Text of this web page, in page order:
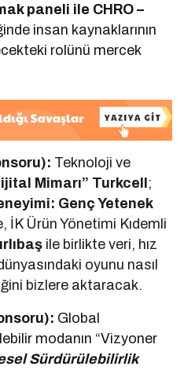
paneli ile CHRO –
insan kaynaklarının
rolünü mercek
Teknoloji ve
Mimarı” Turkcell;
Genç Yetenek
İK Ürün Yönetimi Kıdemli
ile birlikte veri, hız
oyunu nasıl
bizlere aktaracak.
Global
modanın “Vizyoner
Sürdürülebilirlik